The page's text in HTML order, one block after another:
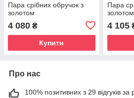
Пара срібних обручок з
золотом
4 080 ₴
Купити
Пара
золотом
4 105
Про нас
100% позитивних з 29 відгуків за